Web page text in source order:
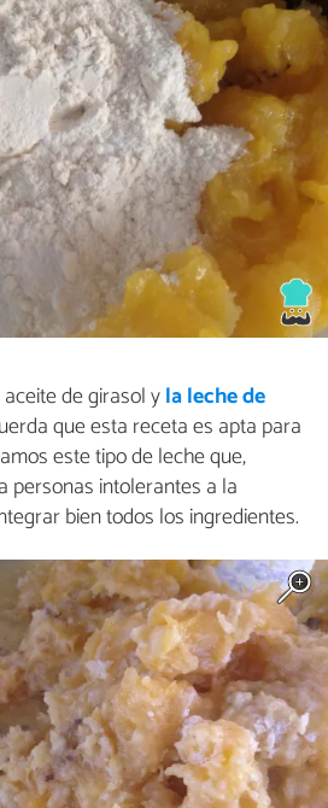
de girasol yla leche de
que esta receta es apta para
este tipo de leche que,
personas intolerantes a la
bien todos los ingredientes.